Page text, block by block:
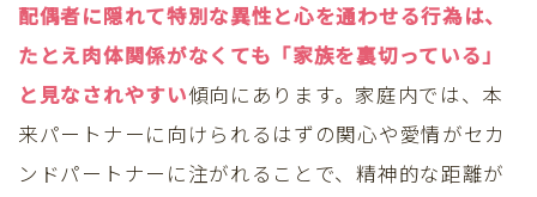
配偶者に隠れて特別な異性と心を通わせる行為は、
たとえ肉体関係がなくても「家族を裏切っている」
と見なされやすい傾向にあります。家庭内では、本
来パートナーに向けられるはずの関心や愛情がセカ
ンドパートナーに注がれることで、精神的な距離が